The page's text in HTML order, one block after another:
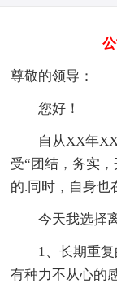
尊敬的领导：
您好！
自从XX年XX
受“团结，务实
的.同时，自身也
今天我选择离
1、长期重复
有种力不从心的